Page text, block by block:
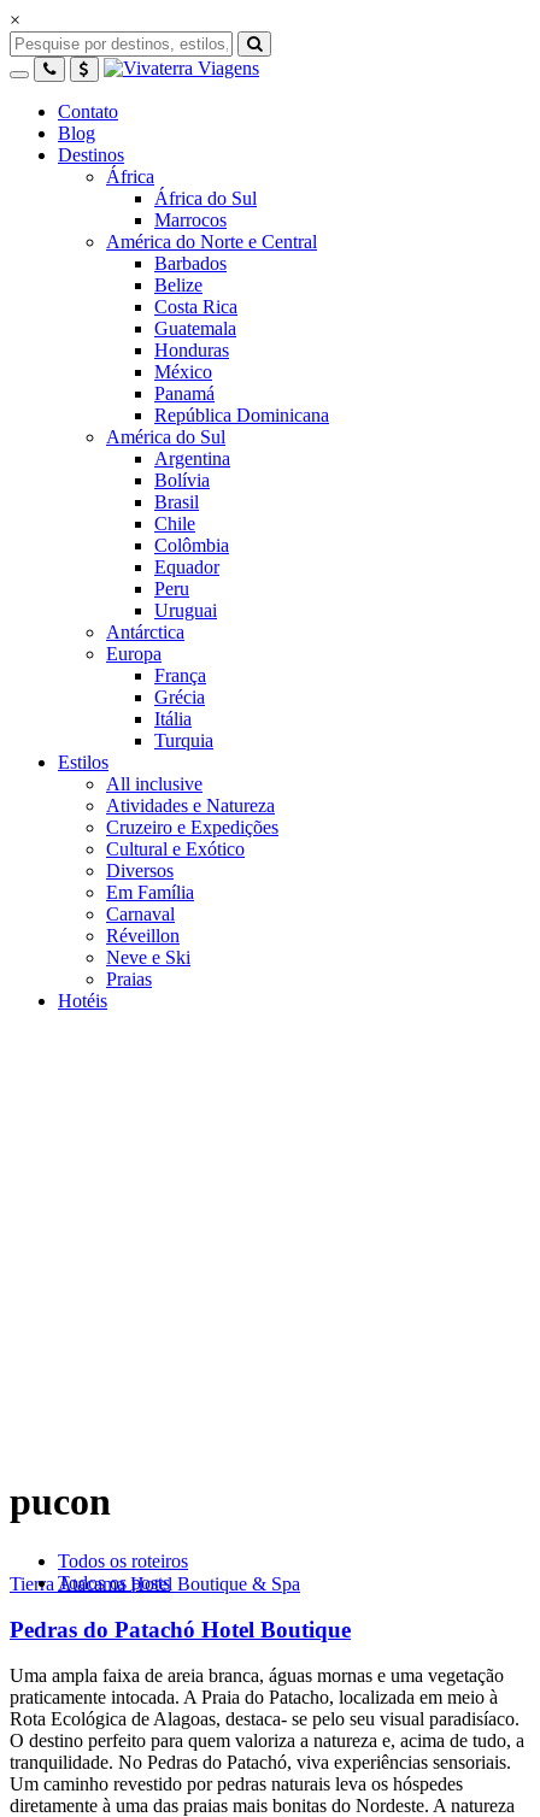
×
Contato
Blog
Destinos
África
África do Sul
Marrocos
América do Norte e Central
Barbados
Belize
Costa Rica
Guatemala
Honduras
México
Panamá
República Dominicana
América do Sul
Argentina
Bolívia
Brasil
Chile
Colômbia
Equador
Peru
Uruguai
Antárctica
Europa
França
Grécia
Itália
Turquia
Estilos
All inclusive
Atividades e Natureza
Cruzeiro e Expedições
Cultural e Exótico
Diversos
Em Família
Carnaval
Réveillon
Neve e Ski
Praias
Hotéis
Tierra Atacama Hotel Boutique & Spa
pucon
Todos os roteiros
Todos os posts
Pedras do Patachó Hotel Boutique
Uma ampla faixa de areia branca, águas mornas e uma vegetação
praticamente intocada. A Praia do Patacho, localizada em meio à
Rota Ecológica de Alagoas, destaca- se pelo seu visual paradisíaco.
O destino perfeito para quem valoriza a natureza e, acima de tudo, a
tranquilidade. No Pedras do Patachó, viva experiências sensoriais.
Um caminho revestido por pedras naturais leva os hóspedes
diretamente à uma das praias mais bonitas do Nordeste. A natureza